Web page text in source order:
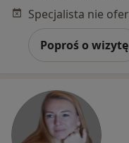
Poproś o wizytę